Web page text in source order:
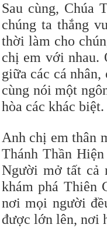
Sau cùng, Chúa
chúng ta thắng
thời làm cho
chị em với nhau.
giữa các cá
cùng nói một
hòa các khác biệt.
Anh chị em thân
Thánh Thần
Người mở tất cả
khám phá Thiên
nơi mọi người
được lớn lên, nơi